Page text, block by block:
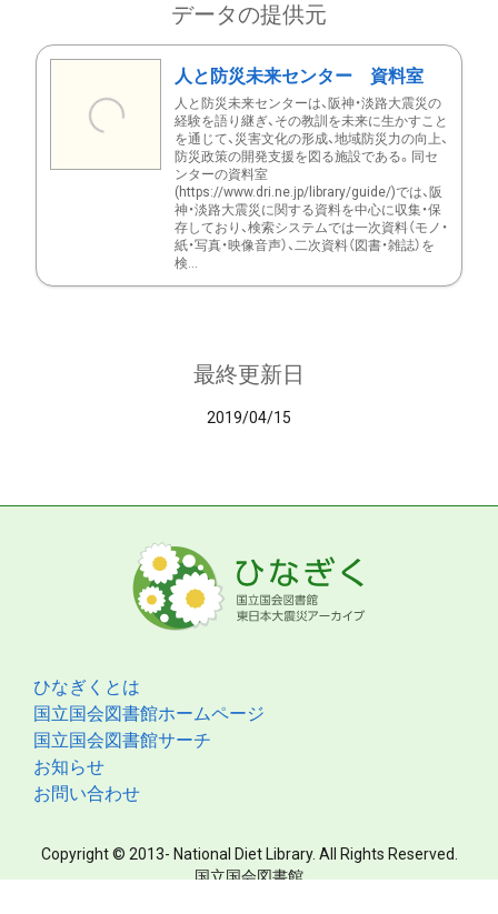
データの提供元
人と防災未来センター 資料室
人と防災未来センターは、阪神・淡路大震災の
経験を語り継ぎ、その教訓を未来に生かすこと
を通じて、災害文化の形成、地域防災力の向上、
防災政策の開発支援を図る施設である。同セ
ンターの資料室
(https://www.dri.ne.jp/library/guide/)では、阪
神・淡路大震災に関する資料を中心に収集・保
存しており、検索システムでは一次資料（モノ・
紙・写真・映像音声）、二次資料（図書・雑誌）を
検...
最終更新日
2019/04/15
ひなぎくとは
国立国会図書館ホームページ
国立国会図書館サーチ
お知らせ
お問い合わせ
Copyright © 2013- National Diet Library. All Rights Reserved.